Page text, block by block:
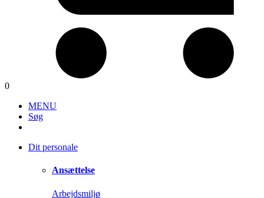
0
MENU
Søg
Dit personale
Ansættelse
Arbejdsmiljø